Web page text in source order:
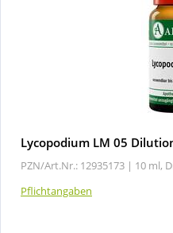
Lycopodium LM 05
PZN/Art.Nr.: 12935173 | 10 ml,
Pflichtangaben